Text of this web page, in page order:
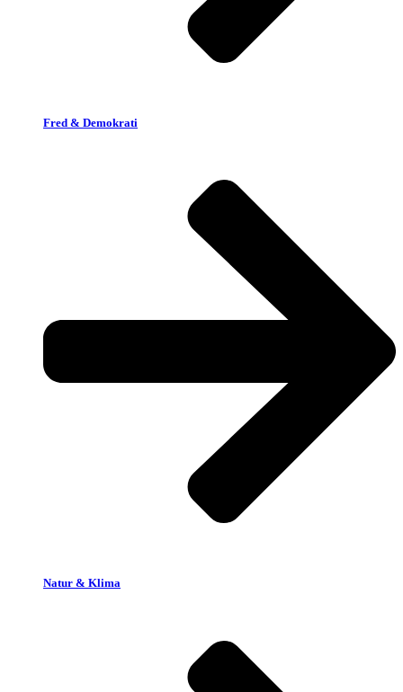
Fred & Demokrati
Natur & Klima